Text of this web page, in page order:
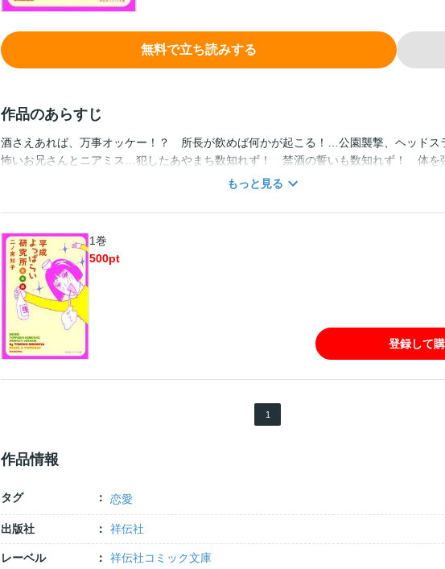
無料で立ち読みする
作品のあらすじ
酒さえあれば、万事オッケー！？ 所長が飲めば何かが起こる！…公園襲撃、ヘッドス
怖いお兄さんとニアミス…犯したあやまち数知れず！ 禁酒の誓いも数知れず！ 体を
いの生態を描く、大人気二ノ宮知子の爆笑ノンフィクションコミック！ 「九死に一笑
もっと見る
1巻
500pt
登録して
1
作品情報
タグ 恋愛
出版社 祥伝社
レーベル 祥伝社コミック文庫